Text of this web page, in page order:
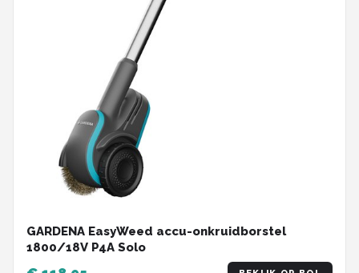
GARDENA EasyWeed accu-onkruidborstel
1800/18V P4A Solo